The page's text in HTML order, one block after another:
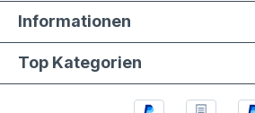
Informationen
Top Kategorien